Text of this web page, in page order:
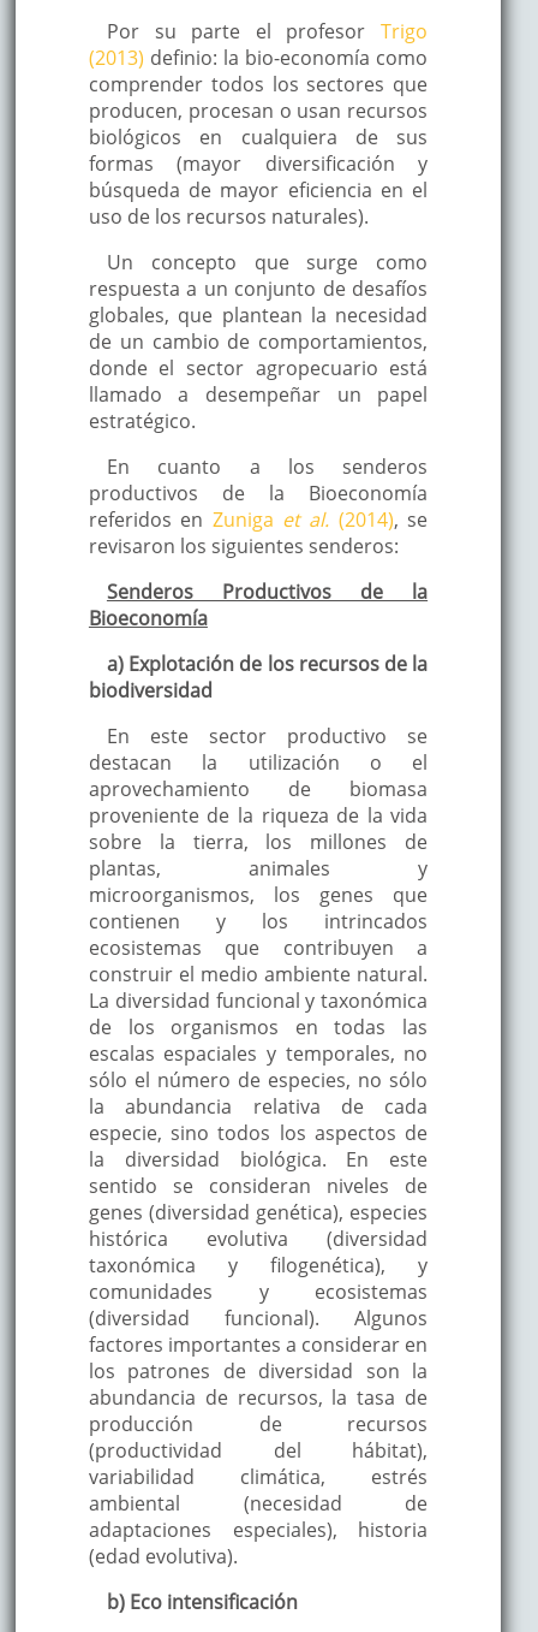
Por su parte el profesorTrigo
(2013) definio: la bio-economía como
comprender todos los sectores que
producen, procesan o usan recursos
biológicos en cualquiera de sus
formas (mayor diversificación y
búsqueda de mayor eficiencia en el
uso de los recursos naturales).
Un concepto que surge como
respuesta a un conjunto de desafíos
globales, que plantean la necesidad
de un cambio de comportamientos,
donde el sector agropecuario está
llamado a desempeñar un papel
estratégico.
En cuanto a los senderos
productivos de la Bioeconomía
referidos en Zuniga et al. (2014), se
revisaron los siguientes senderos:
Senderos Productivos de la
Bioeconomía
a) Explotación de los recursos de la
biodiversidad
En este sector productivo se
destacan la utilización o el
aprovechamiento de biomasa
proveniente de la riqueza de la vida
sobre la tierra, los millones de
plantas, animales y
microorganismos, los genes que
contienen y los intrincados
ecosistemas que contribuyen a
construir el medio ambiente natural.
La diversidad funcional y taxonómica
de los organismos en todas las
escalas espaciales y temporales, no
sólo el número de especies, no sólo
la abundancia relativa de cada
especie, sino todos los aspectos de
la diversidad biológica. En este
sentido se consideran niveles de
genes (diversidad genética), especies
histórica evolutiva (diversidad
taxonómica y filogenética), y
comunidades y ecosistemas
(diversidad funcional). Algunos
factores importantes a considerar en
los patrones de diversidad son la
abundancia de recursos, la tasa de
producción de recursos
(productividad del hábitat),
variabilidad climática, estrés
ambiental (necesidad de
adaptaciones especiales), historia
(edad evolutiva).
b) Eco intensificación